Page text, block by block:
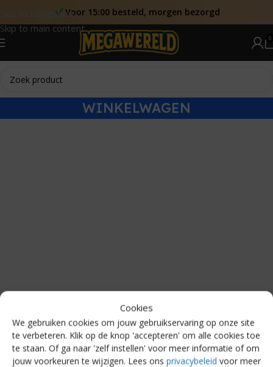
Cookies
We gebruiken cookies om jouw gebruikservaring op onze site
te verbeteren. Klik op de knop 'accepteren' om alle cookies toe
te staan. Of ga naar 'zelf instellen' voor meer informatie of om
jouw voorkeuren te wijzigen. Lees ons privacybeleid voor meer
Skip to navigation
Skip to main content
Voor 15:00 besteld, morgen bezorgd
0
WINKELWAGEN